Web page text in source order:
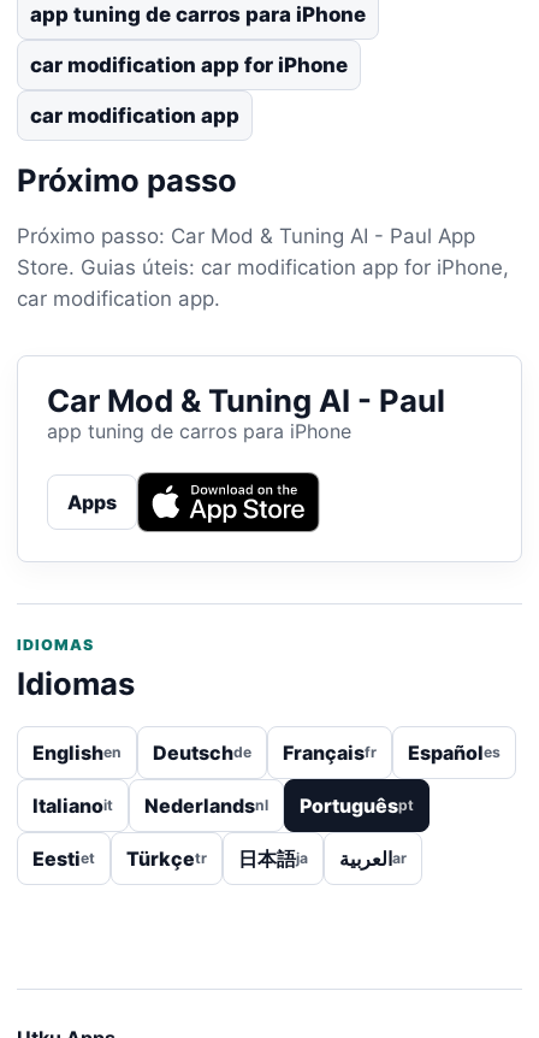
app tuning de carros para iPhone
car modification app for iPhone
car modification app
Próximo passo
Próximo passo: Car Mod & Tuning AI - Paul App
Store. Guias úteis: car modification app for iPhone,
car modification app.
Car Mod & Tuning AI - Paul
app tuning de carros para iPhone
Apps
IDIOMAS
Idiomas
Englishen Deutschde Françaisfr Españoles
Italianoit Nederlandsnl Portuguêspt
Eestiet Türkçetr 日本語ja العربيةar